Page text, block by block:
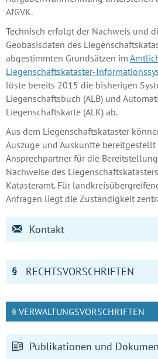
AfGVK.
Technisch erfolgt der Nachweis und
Geobasisdaten des
abgestimmten Grundsätzen im
Liegenschaftskataster-
löste bereits 2015 die bisherigen
Liegenschaftsbuch (ALB) und
Liegenschaftskarte (ALK) ab.
Aus dem Liegenschaftskataster
Auszüge und Auskünfte
Ansprechpartner für die
Nachweise des
Katasteramt. Für
Anfragen liegt die Zuständigkeit
Kontakt
§ RECHTSVORSCHRIFTEN
§ VERWALTUNGSVORSCHRIFTEN
Publikationen und